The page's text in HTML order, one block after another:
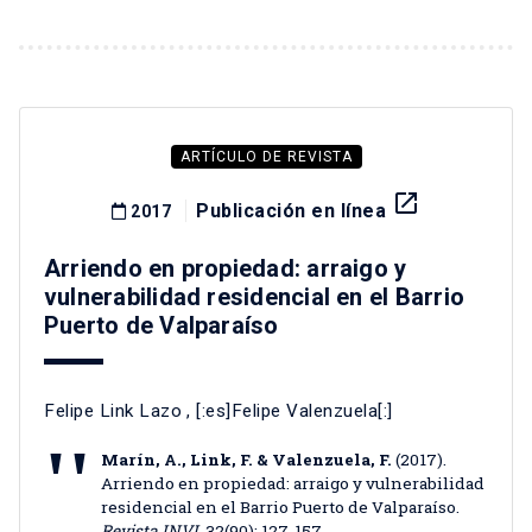
ARTÍCULO DE REVISTA
2017 Publicación en línea launch
Arriendo en propiedad: arraigo y
vulnerabilidad residencial en el Barrio
Puerto de Valparaíso
Felipe Link Lazo , [:es]Felipe Valenzuela[:]
Marín, A., Link, F. & Valenzuela, F. (2017).
Arriendo en propiedad: arraigo y vulnerabilidad
residencial en el Barrio Puerto de Valparaíso.